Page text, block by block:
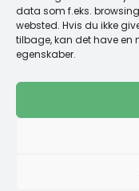
data som f.eks.
websted. Hvis du ikke
tilbage, kan det have en
egenskaber.
Spørgsmål & Svar
Tråd
Design selv guide
Konto
Log ind